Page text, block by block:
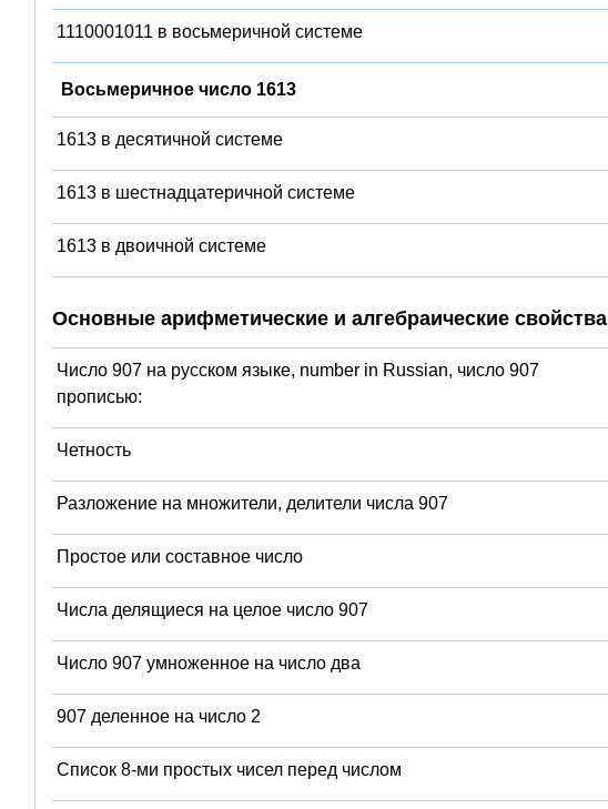
1110001011 в восьмеричной системе
Восьмеричное число 1613
1613 в десятичной системе
1613 в шестнадцатеричной системе
1613 в двоичной системе
Основные арифметические и алгебраические свойства
Число 907 на русском языке, number in Russian, число 907
прописью:
Четность
Разложение на множители, делители числа 907
Простое или составное число
Числа делящиеся на целое число 907
Число 907 умноженное на число два
907 деленное на число 2
Список 8-ми простых чисел перед числом